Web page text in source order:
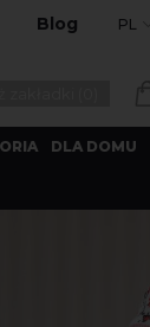
Blog PL
DLA DOMU